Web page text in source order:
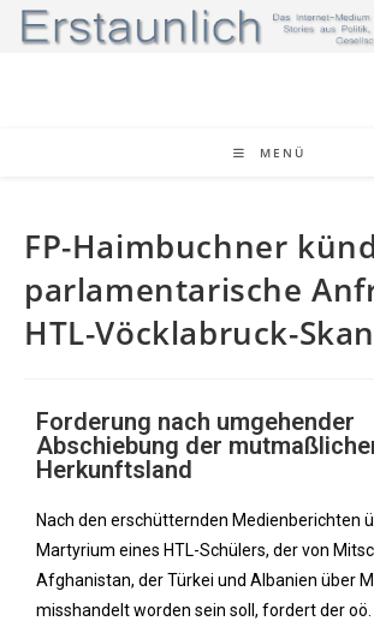
MENÜ
FP-Haimbuchner
parlamentarische
HTL-Vöcklabruck-
Forderung nach umgehender
Abschiebung der
Herkunftsland
Nach den erschütternden Medienberichten
Martyrium eines HTL-Schülers, der von
Afghanistan, der Türkei und Albanien über
misshandelt worden sein soll, fordert der oö.